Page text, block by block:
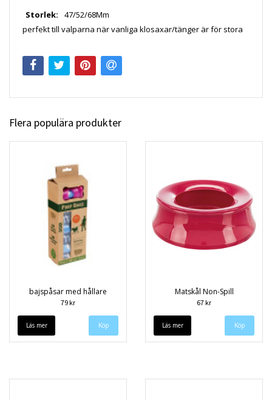
Storlek:
47/52/68Mm
perfekt till valparna när vanliga klosaxar/tänger är för stora
Flera populära produkter
bajspåsar med hållare
79 kr
Läs mer
Matskål Non-Spill
67 kr
Läs mer